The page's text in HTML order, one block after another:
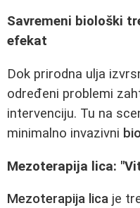
Savremeni biološki
efekat
Dok prirodna ulja
određeni problemi
intervenciju. Tu na
minimalno invazivni
Mezoterapija lica:
Mezoterapija lica je